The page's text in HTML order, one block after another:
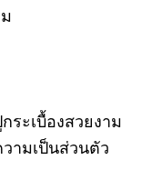
ระเบื้องสวยงาม
ามเป็นส่วนตัว